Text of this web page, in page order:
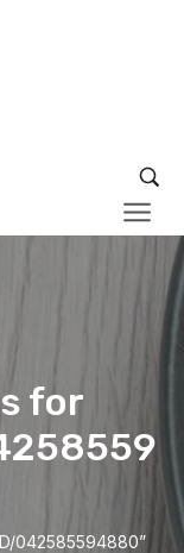
for
042585594880”